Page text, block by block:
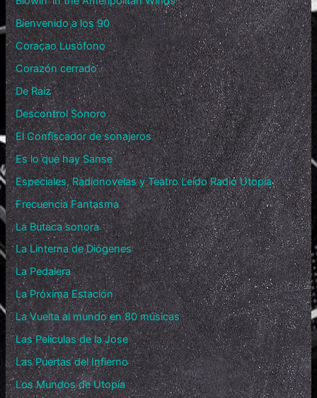
Bienvenido a los 90
Coraçao Lusófono
Corazón cerrado
De Raíz
Descontrol Sonoro
El Confiscador de sonajeros
Es lo que hay Sanse
Especiales, Radionovelas y Teatro Leído Radio Utopía
Frecuencia Fantasma
La Butaca sonora
La Linterna de Diógenes
La Pedalera
La Próxima Estación
La Vuelta al mundo en 80 músicas
Las Películas de la Jose
Las Puertas del Infierno
Los Mundos de Utopía